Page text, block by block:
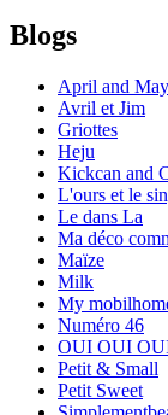
Blogs
April and May
Avril et Jim
Griottes
Heju
Kickcan and
L'ours et le
Le dans La
Ma déco
Maïze
Milk
My
Numéro 46
OUI OUI
Petit & Small
Petit Sweet